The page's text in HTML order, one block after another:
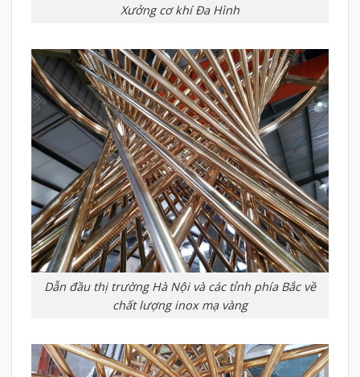
Xưởng cơ khí Đa Hình
Dẫn đầu thị trường Hà Nội và các tỉnh phía Bắc về
chất lượng inox mạ vàng